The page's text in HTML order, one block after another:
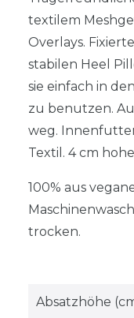
textilem
Overlays.
stabilen Heel
sie einfach in
zu benutzen.
weg.
Textil. 4 cm
100% aus
trocken.
Absatzhöhe